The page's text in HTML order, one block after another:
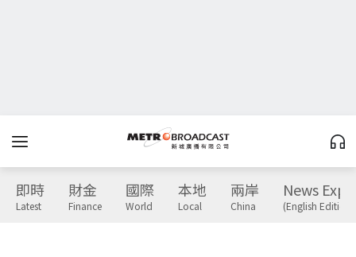
即時
Latest
財金
Finance
國際
World
本地
Local
兩岸
China
News
(English Edition)